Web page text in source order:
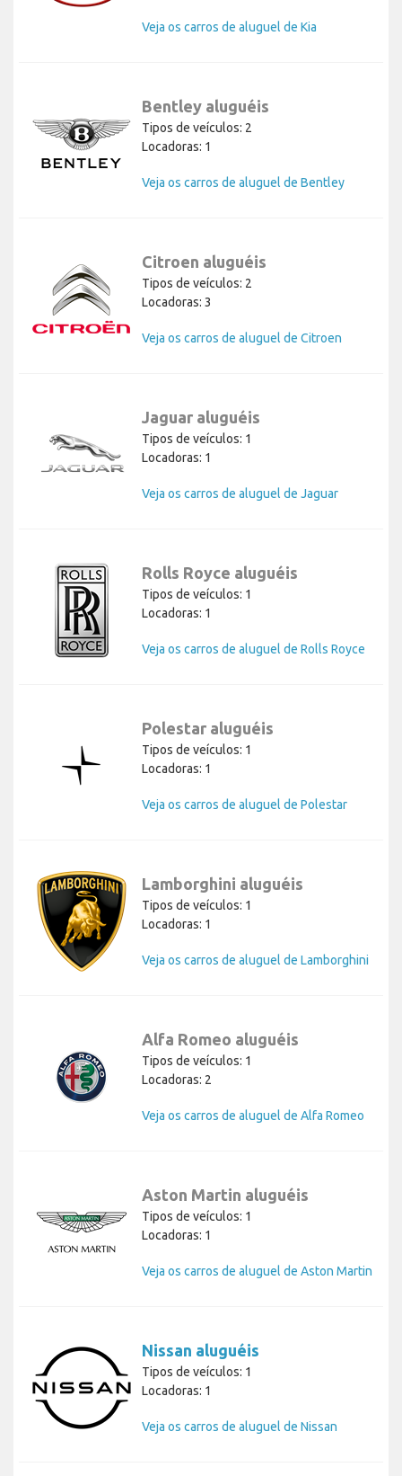
Veja os carros de aluguel de Kia
Bentley aluguéis
Tipos de veículos: 2
Locadoras: 1
Veja os carros de aluguel de Bentley
Citroen aluguéis
Tipos de veículos: 2
Locadoras: 3
Veja os carros de aluguel de Citroen
Jaguar aluguéis
Tipos de veículos: 1
Locadoras: 1
Veja os carros de aluguel de Jaguar
Rolls Royce aluguéis
Tipos de veículos: 1
Locadoras: 1
Veja os carros de aluguel de Rolls Royce
Polestar aluguéis
Tipos de veículos: 1
Locadoras: 1
Veja os carros de aluguel de Polestar
Lamborghini aluguéis
Tipos de veículos: 1
Locadoras: 1
Veja os carros de aluguel de Lamborghini
Alfa Romeo aluguéis
Tipos de veículos: 1
Locadoras: 2
Veja os carros de aluguel de Alfa Romeo
Aston Martin aluguéis
Tipos de veículos: 1
Locadoras: 1
Veja os carros de aluguel de Aston Martin
Nissan aluguéis
Tipos de veículos: 1
Locadoras: 1
Veja os carros de aluguel de Nissan